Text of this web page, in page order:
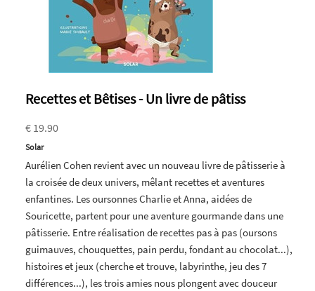
Recettes et Bêtises - Un livre de pâtiss
€ 19.90
Solar
Aurélien Cohen revient avec un nouveau livre de pâtisserie à
la croisée de deux univers, mêlant recettes et aventures
enfantines. Les oursonnes Charlie et Anna, aidées de
Souricette, partent pour une aventure gourmande dans une
pâtisserie. Entre réalisation de recettes pas à pas (oursons
guimauves, chouquettes, pain perdu, fondant au chocolat...),
histoires et jeux (cherche et trouve, labyrinthe, jeu des 7
différences...), les trois amies nous plongent avec douceur